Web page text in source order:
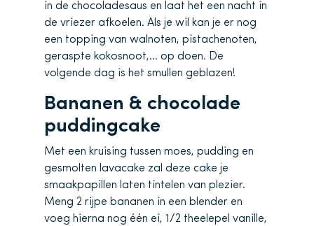
in de chocoladesaus en laat het een nacht in
de vriezer afkoelen. Als je wil kan je er nog
een topping van walnoten, pistachenoten,
geraspte kokosnoot,… op doen. De
volgende dag is het smullen geblazen!
Bananen & chocolade
puddingcake
Met een kruising tussen moes, pudding en
gesmolten lavacake zal deze cake je
smaakpapillen laten tintelen van plezier.
Meng 2 rijpe bananen in een blender en
voeg hierna nog één ei, 1/2 theelepel vanille,